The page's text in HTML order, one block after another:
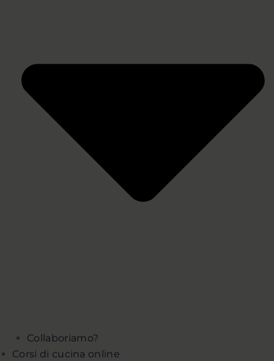
Collaboriamo?
Corsi di cucina online